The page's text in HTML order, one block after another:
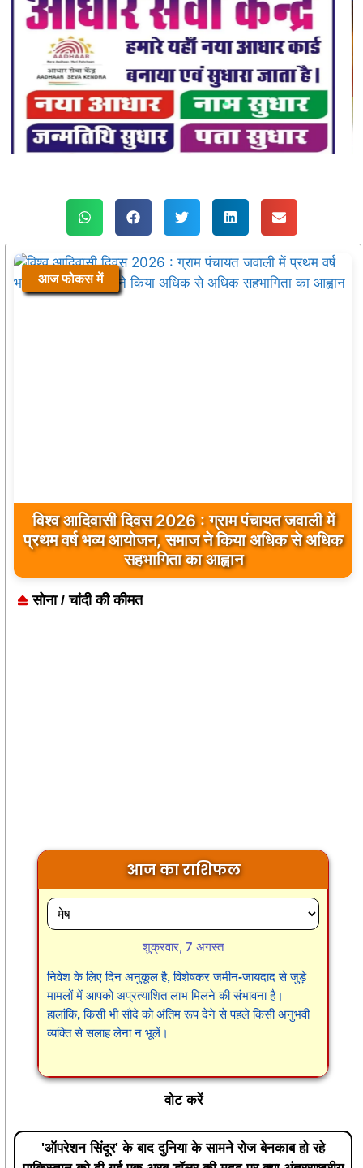
आज फोकस में
विश्व आदिवासी दिवस 2026 : ग्राम पंचायत जवाली में
प्रथम वर्ष भव्य आयोजन, समाज ने किया अधिक से अधिक
सहभागिता का आह्वान
सोना / चांदी की कीमत
आज का राशिफल
शुक्रवार, 7 अगस्त
निवेश के लिए दिन अनुकूल है, विशेषकर जमीन-जायदाद से जुड़े
मामलों में आपको अप्रत्याशित लाभ मिलने की संभावना है।
हालांकि, किसी भी सौदे को अंतिम रूप देने से पहले किसी अनुभवी
व्यक्ति से सलाह लेना न भूलें।
वोट करें
'ऑपरेशन सिंदूर' के बाद दुनिया के सामने रोज बेनकाब हो रहे